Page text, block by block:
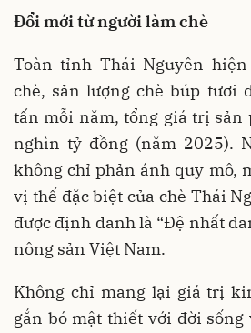
Đổi mới từ người làm chè
Toàn tỉnh Thái Nguyên
chè, sản lượng chè búp tươi
tấn mỗi năm, tổng giá trị sản
nghìn tỷ đồng (năm 2025).
không chỉ phản ánh quy mô,
vị thế đặc biệt của chè Thái
được định danh là “Đệ nhất
nông sản Việt Nam.
Không chỉ mang lại giá trị
gắn bó mật thiết với đời sống